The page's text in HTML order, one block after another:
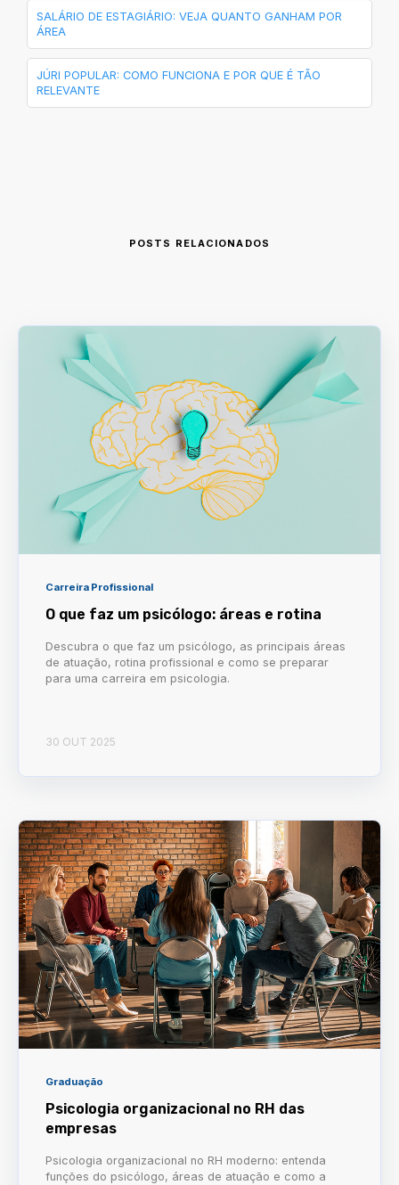
SALÁRIO DE ESTAGIÁRIO: VEJA QUANTO GANHAM POR
ÁREA
JÚRI POPULAR: COMO FUNCIONA E POR QUE É TÃO
RELEVANTE
POSTS RELACIONADOS
Carreira Profissional
O que faz um psicólogo: áreas e rotina
Descubra o que faz um psicólogo, as principais áreas
de atuação, rotina profissional e como se preparar
para uma carreira em psicologia.
30 OUT 2025
Graduação
Psicologia organizacional no RH das
empresas
Psicologia organizacional no RH moderno: entenda
funções do psicólogo, áreas de atuação e como a